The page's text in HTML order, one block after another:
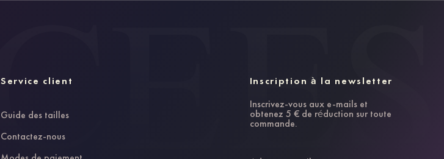
Service client
Guide des tailles
Contactez-nous
Inscription à la newsletter
Inscrivez-vous aux e-mails et
obtenez 5 € de réduction sur toute
commande.